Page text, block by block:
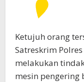
Ketujuh orang
Satreskrim
melakukan
mesin pengering